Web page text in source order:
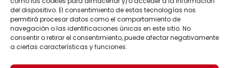
del dispositivo. El consentimiento de estas tecnologías nos
permitirá procesar datos como el comportamiento de
navegación o las identificaciones únicas en este sitio. No
consentir o retirar el consentimiento, puede afectar negativamente
a ciertas características y funciones.
El uso devídeo, apoyado en metodología
microlearninges algo ya consolidado, cada
vez más extendido, y quepresenta pocas